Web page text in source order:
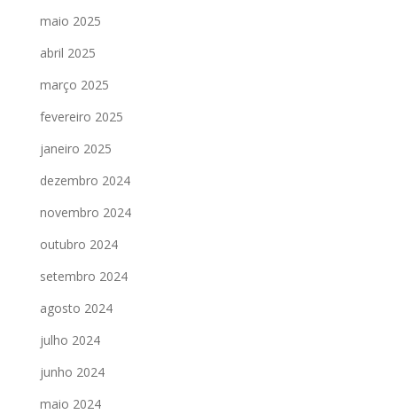
maio 2025
abril 2025
março 2025
fevereiro 2025
janeiro 2025
dezembro 2024
novembro 2024
outubro 2024
setembro 2024
agosto 2024
julho 2024
junho 2024
maio 2024